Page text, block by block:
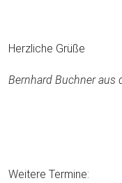
Herzliche Grüße
Bernhard Buchner aus
Weitere Termine: